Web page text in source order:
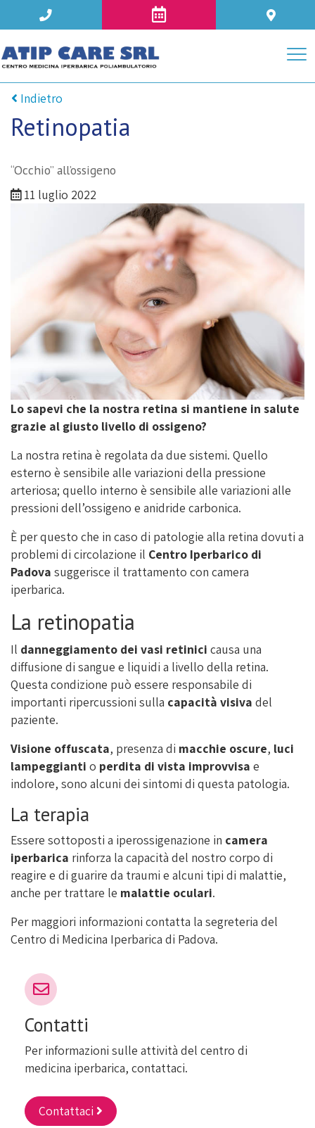
Indietro
Retinopatia
“Occhio” all’ossigeno
11 luglio 2022
Lo sapevi che la nostra retina si mantiene in salute
grazie al giusto livello di ossigeno?
La nostra retina è regolata da due sistemi. Quello
esterno è sensibile alle variazioni della pressione
arteriosa; quello interno è sensibile alle variazioni alle
pressioni dell’ossigeno e anidride carbonica.
È per questo che in caso di patologie alla retina dovuti a
problemi di circolazione il Centro Iperbarico di
Padova suggerisce il trattamento con camera
iperbarica.
La retinopatia
Il danneggiamento dei vasi retinici causa una
diffusione di sangue e liquidi a livello della retina.
Questa condizione può essere responsabile di
importanti ripercussioni sulla capacità visiva del
paziente.
Visione offuscata, presenza di macchie oscure, luci
lampeggianti o perdita di vista improvvisa e
indolore, sono alcuni dei sintomi di questa patologia.
La terapia
Essere sottoposti a iperossigenazione in camera
iperbarica rinforza la capacità del nostro corpo di
reagire e di guarire da traumi e alcuni tipi di malattie,
anche per trattare le malattie oculari.
Per maggiori informazioni contatta la segreteria del
Centro di Medicina Iperbarica di Padova.
Contatti
Per informazioni sulle attività del centro di
medicina iperbarica, contattaci.
Contattaci